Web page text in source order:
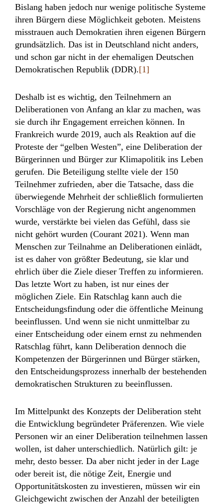
Bislang haben jedoch nur wenige politische Systeme
ihren Bürgern diese Möglichkeit geboten. Meistens
misstrauen auch Demokratien ihren eigenen Bürgern
grundsätzlich. Das ist in Deutschland nicht anders,
und schon gar nicht in der ehemaligen Deutschen
Demokratischen Republik (DDR).[1]
Deshalb ist es wichtig, den Teilnehmern an
Deliberationen von Anfang an klar zu machen, was
sie durch ihr Engagement erreichen können. In
Frankreich wurde 2019, auch als Reaktion auf die
Proteste der “gelben Westen”, eine Deliberation der
Bürgerinnen und Bürger zur Klimapolitik ins Leben
gerufen. Die Beteiligung stellte viele der 150
Teilnehmer zufrieden, aber die Tatsache, dass die
überwiegende Mehrheit der schließlich formulierten
Vorschläge von der Regierung nicht angenommen
wurde, verstärkte bei vielen das Gefühl, dass sie
nicht gehört wurden (Courant 2021). Wenn man
Menschen zur Teilnahme an Deliberationen einlädt,
ist es daher von größter Bedeutung, sie klar und
ehrlich über die Ziele dieser Treffen zu informieren.
Das letzte Wort zu haben, ist nur eines der
möglichen Ziele. Ein Ratschlag kann auch die
Entscheidungsfindung oder die öffentliche Meinung
beeinflussen. Und wenn sie nicht unmittelbar zu
einer Entscheidung oder einem ernst zu nehmenden
Ratschlag führt, kann Deliberation dennoch die
Kompetenzen der Bürgerinnen und Bürger stärken,
den Entscheidungsprozess innerhalb der bestehenden
demokratischen Strukturen zu beeinflussen.
Im Mittelpunkt des Konzepts der Deliberation steht
die Entwicklung begründeter Präferenzen. Wie viele
Personen wir an einer Deliberation teilnehmen lassen
wollen, ist daher unterschiedlich. Natürlich gilt: je
mehr, desto besser. Da aber nicht jeder in der Lage
oder bereit ist, die nötige Zeit, Energie und
Opportunitätskosten zu investieren, müssen wir ein
Gleichgewicht zwischen der Anzahl der beteiligten